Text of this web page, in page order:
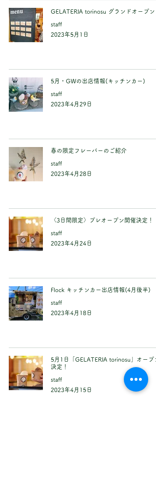
GELATERIA torinosu グランドオープン
staff
2023年5月1日
5月・GWの出店情報(キッチンカー)
staff
2023年4月29日
春の限定フレーバーのご紹介
staff
2023年4月28日
〈3日間限定〉プレオープン開催決定！
staff
2023年4月24日
Flock キッチンカー出店情報(4月後半)
staff
2023年4月18日
5月1日「GELATERIA torinosu」オープ
決定！
staff
2023年4月15日